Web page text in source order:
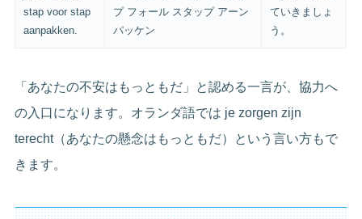
stap voor stap
aanpakken.
プ フォール スタップ アーン
パッケン
ていきましょ
う。
「あなたの不安はもっともだ」と認める一言が、協力へ
の入口になります。オランダ語では je zorgen zijn
terecht（あなたの懸念はもっともだ）という言い方もで
きます。